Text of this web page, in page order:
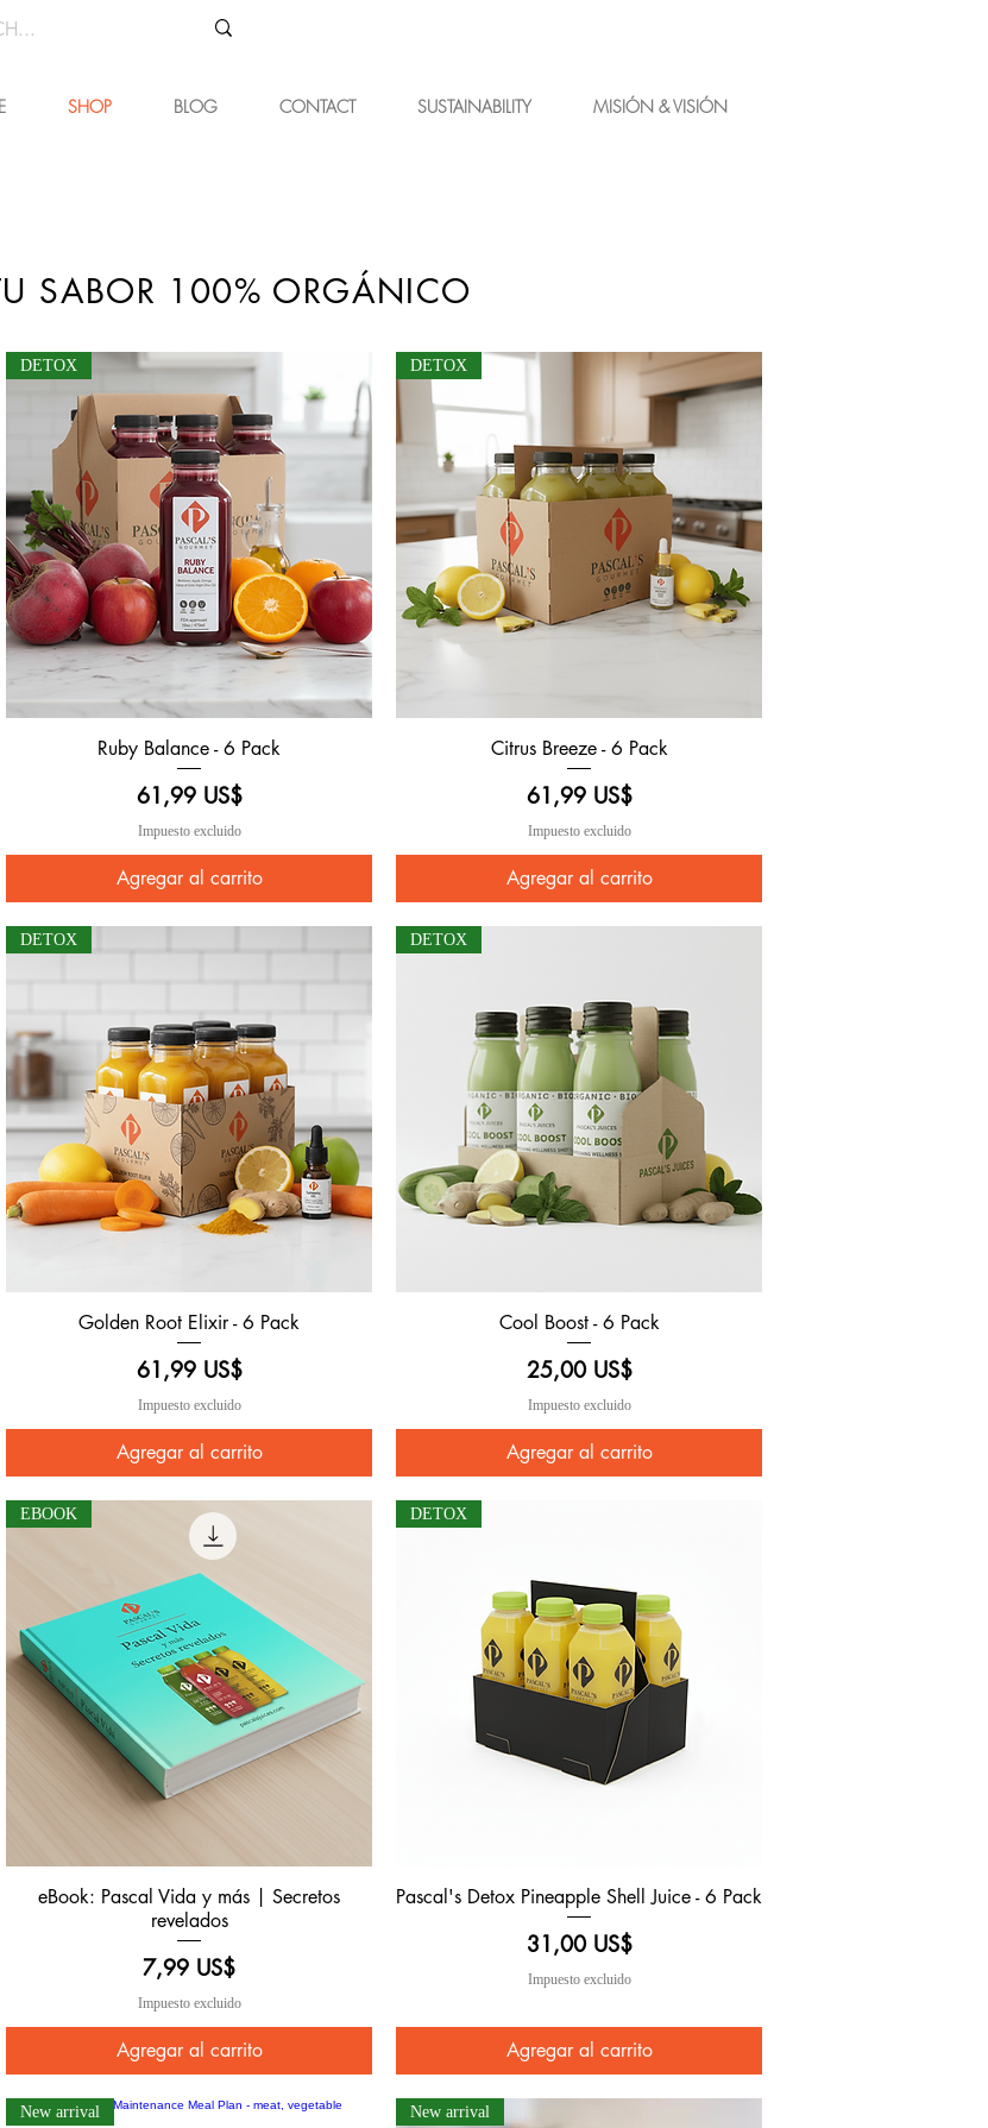
SHOP BLOG CONTACT SUSTAINABILITY MISIÓN & VISIÓN
SABOR 100% ORGÁNICO
Vista rápida
DETOX
Ruby Balance - 6 Pack
Precio
61,99 US$
Impuesto excluido
Agregar al carrito
Vista rápida
DETOX
Citrus Breeze - 6 Pack
Precio
61,99 US$
Impuesto excluido
Agregar al carrito
Vista rápida
DETOX
Golden Root Elixir - 6 Pack
Precio
61,99 US$
Impuesto excluido
Agregar al carrito
Vista rápida
DETOX
Cool Boost - 6 Pack
Precio
25,00 US$
Impuesto excluido
Agregar al carrito
Vista rápida
EBOOK
eBook: Pascal Vida y más | Secretos
revelados
Precio
7,99 US$
Impuesto excluido
Agregar al carrito
Vista rápida
DETOX
Pascal's Detox Pineapple Shell Juice - 6 Pack
Precio
31,00 US$
Impuesto excluido
Agregar al carrito
New arrival New arrival